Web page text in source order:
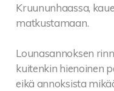
Kruununhaassa,
matkustamaan.
Lounasannoksen
kuitenkin hienoinen
eikä annoksista